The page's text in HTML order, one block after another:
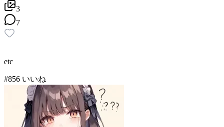
3
7
etc
#856 いいね